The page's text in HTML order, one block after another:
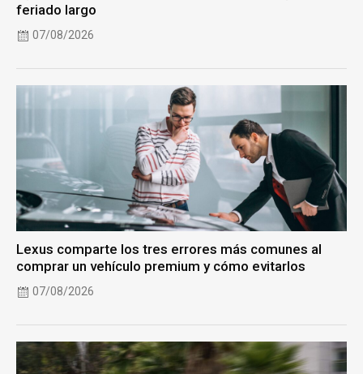
feriado largo
07/08/2026
Lexus comparte los tres errores más comunes al
comprar un vehículo premium y cómo evitarlos
07/08/2026